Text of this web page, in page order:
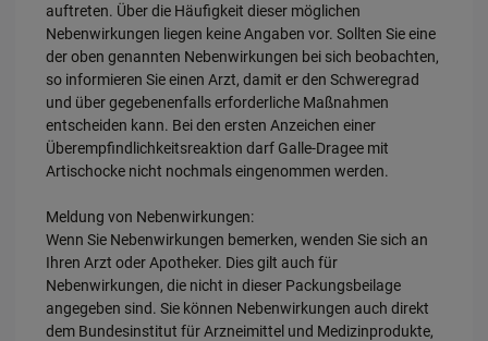
auftreten. Über die Häufigkeit dieser möglichen
Nebenwirkungen liegen keine Angaben vor. Sollten Sie eine
der oben genannten Nebenwirkungen bei sich beobachten,
so informieren Sie einen Arzt, damit er den Schweregrad
und über gegebenenfalls erforderliche Maßnahmen
entscheiden kann. Bei den ersten Anzeichen einer
Überempfindlichkeitsreaktion darf Galle-Dragee mit
Artischocke nicht nochmals eingenommen werden.
Meldung von Nebenwirkungen:
Wenn Sie Nebenwirkungen bemerken, wenden Sie sich an
Ihren Arzt oder Apotheker. Dies gilt auch für
Nebenwirkungen, die nicht in dieser Packungsbeilage
angegeben sind. Sie können Nebenwirkungen auch direkt
dem Bundesinstitut für Arzneimittel und Medizinprodukte,